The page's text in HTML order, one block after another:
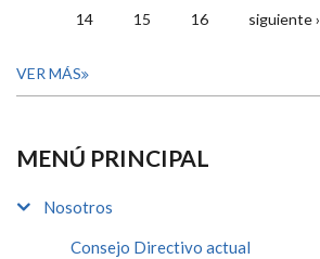
14 15 16 siguiente ›
VER MÁS
MENÚ PRINCIPAL
Nosotros
Consejo Directivo actual